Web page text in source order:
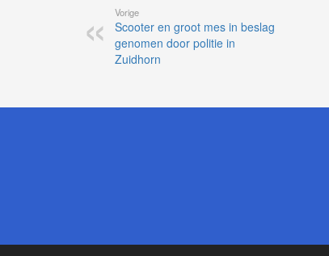
Vorige
Scooter en groot mes in beslag
genomen door politie in
Zuidhorn